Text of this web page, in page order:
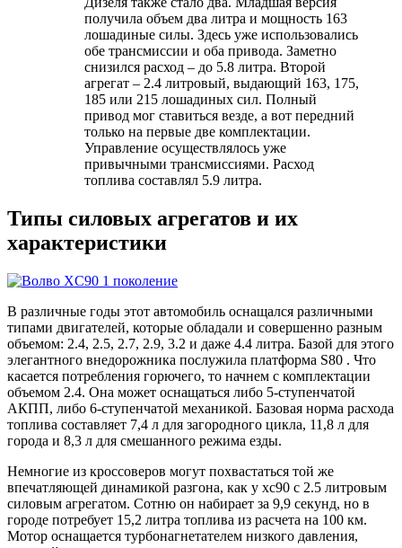
получила объем два литра и мощность 163
лошадиные силы. Здесь уже использовались
обе трансмиссии и оба привода. Заметно
снизился расход – до 5.8 литра. Второй
агрегат – 2.4 литровый, выдающий 163, 175,
185 или 215 лошадиных сил. Полный
привод мог ставиться везде, а вот передний
только на первые две комплектации.
Управление осуществлялось уже
привычными трансмиссиями. Расход
топлива составлял 5.9 литра.
Типы силовых агрегатов и их
характеристики
В различные годы этот автомобиль оснащался различными
типами двигателей, которые обладали и совершенно разным
объемом: 2.4, 2.5, 2.7, 2.9, 3.2 и даже 4.4 литра. Базой для этого
элегантного внедорожника послужила платформа S80 . Что
касается потребления горючего, то начнем с комплектации
объемом 2.4. Она может оснащаться либо 5‑ступенчатой
АКПП, либо 6‑ступенчатой механикой. Базовая норма расхода
топлива составляет 7,4 л для загородного цикла, 11,8 л для
города и 8,3 л для смешанного режима езды.
Немногие из кроссоверов могут похвастаться той же
впечатляющей динамикой разгона, как у хс90 с 2.5 литровым
силовым агрегатом. Сотню он набирает за 9,9 секунд, но в
городе потребует 15,2 литра топлива из расчета на 100 км.
Мотор оснащается турбонагнетателем низкого давления,